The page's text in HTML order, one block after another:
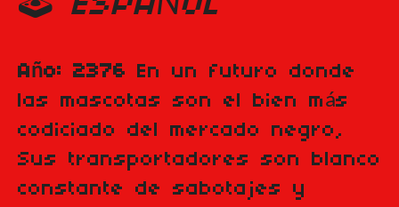
Año: 2376 En un futuro donde
las mascotas son el bien más
codiciado del mercado negro,
Sus transportadores son blanco
constante de sabotajes y